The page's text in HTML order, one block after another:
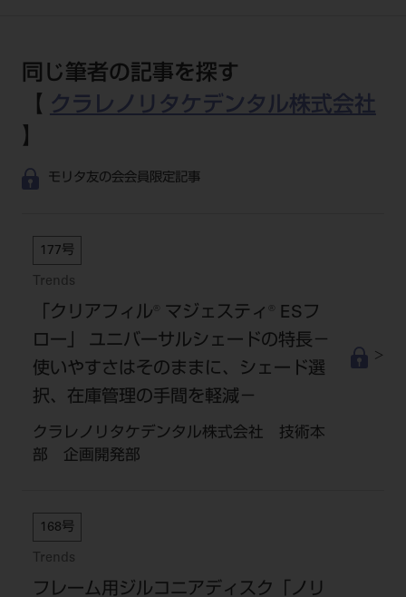
同じ筆者の記事を探す
【 クラレノリタケデンタル株式会社
】
モリタ友の会会員限定記事
177号
Trends
「クリアフィル® マジェスティ® ESフ
ロー」 ユニバーサルシェードの特長－
使いやすさはそのままに、シェード選
択、在庫管理の手間を軽減－
クラレノリタケデンタル株式会社 技術本
部 企画開発部
168号
Trends
フレーム用ジルコニアディスク「ノリ